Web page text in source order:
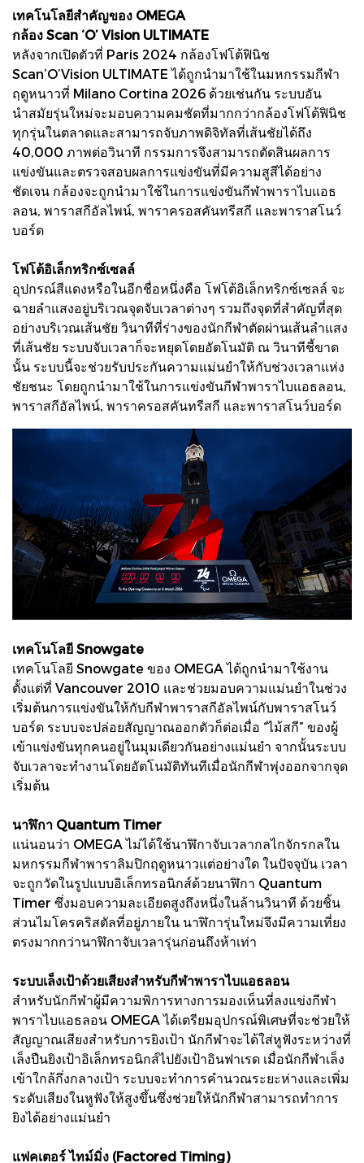
เทคโนโลยีสำคัญของ OMEGA
กล้อง Scan ‘O’ Vision ULTIMATE
หลังจากเปิดตัวที่ Paris 2024 กล้องโฟโต้ฟินิช
Scan’O’Vision ULTIMATE ได้ถูกนำมาใช้ในมหกรรมกีฬา
ฤดูหนาวที่ Milano Cortina 2026 ด้วยเช่นกัน ระบบอัน
นำสมัยรุ่นใหม่จะมอบความคมชัดที่มากกว่ากล้องโฟโต้ฟินิช
ทุกรุ่นในตลาดและสามารถจับภาพดิจิทัลที่เส้นชัยได้ถึง
40,000 ภาพต่อวินาที กรรมการจึงสามารถตัดสินผลการ
แข่งขันและตรวจสอบผลการแข่งขันที่มีความสูสีได้อย่าง
ชัดเจน กล้องจะถูกนำมาใช้ในการแข่งขันกีฬาพาราไบแอธ
ลอน, พาราสกีอัลไพน์, พาราครอสคันทรีสกี และพาราสโนว์
บอร์ด
โฟโต้อิเล็กทริกซ์เซลล์
อุปกรณ์สีแดงหรือในอีกชื่อหนึ่งคือ โฟโต้อิเล็กทริกซ์เซลล์ จะ
ฉายลำแสงอยู่บริเวณจุดจับเวลาต่างๆ รวมถึงจุดที่สำคัญที่สุด
อย่างบริเวณเส้นชัย วินาทีที่ร่างของนักกีฬาตัดผ่านเส้นลำแสง
ที่เส้นชัย ระบบจับเวลาก็จะหยุดโดยอัตโนมัติ ณ วินาทีชี้ขาด
นั้น ระบบนี้จะช่วยรับประกันความแม่นยำให้กับช่วงเวลาแห่ง
ชัยชนะ โดยถูกนำมาใช้ในการแข่งขันกีฬาพาราไบแอธลอน,
พาราสกีอัลไพน์, พาราครอสคันทรีสกี และพาราสโนว์บอร์ด
เทคโนโลยี Snowgate
เทคโนโลยี Snowgate ของ OMEGA ได้ถูกนำมาใช้งาน
ตั้งแต่ที่ Vancouver 2010 และช่วยมอบความแม่นยำในช่วง
เริ่มต้นการแข่งขันให้กับกีฬาพาราสกีอัลไพน์กับพาราสโนว์
บอร์ด ระบบจะปล่อยสัญญาณออกตัวก็ต่อเมื่อ “ไม้สกี” ของผู้
เข้าแข่งขันทุกคนอยู่ในมุมเดียวกันอย่างแม่นยำ จากนั้นระบบ
จับเวลาจะทำงานโดยอัตโนมัติทันทีเมื่อนักกีฬาพุ่งออกจากจุด
เริ่มต้น
นาฬิกา Quantum Timer
แน่นอนว่า OMEGA ไม่ได้ใช้นาฬิกาจับเวลากลไกจักรกลใน
มหกรรมกีฬาพาราลิมปิกฤดูหนาวแต่อย่างใด ในปัจจุบัน เวลา
จะถูกวัดในรูปแบบอิเล็กทรอนิกส์ด้วยนาฬิกา Quantum
Timer ซึ่งมอบความละเอียดสูงถึงหนึ่งในล้านวินาที ด้วยชิ้น
ส่วนไมโครคริสตัลที่อยู่ภายใน นาฬิการุ่นใหม่จึงมีความเที่ยง
ตรงมากกว่านาฬิกาจับเวลารุ่นก่อนถึงห้าเท่า
ระบบเล็งเป้าด้วยเสียงสำหรับกีฬาพาราไบแอธลอน
สำหรับนักกีฬาผู้มีความพิการทางการมองเห็นที่ลงแข่งกีฬา
พาราไบแอธลอน OMEGA ได้เตรียมอุปกรณ์พิเศษที่จะช่วยให้
สัญญาณเสียงสำหรับการยิงเป้า นักกีฬาจะได้ใส่หูฟังระหว่างที่
เล็งปืนยิงเป้าอิเล็กทรอนิกส์ไปยังเป้าอินฟาเรด เมื่อนักกีฬาเล็ง
เข้าใกล้กึ่งกลางเป้า ระบบจะทำการคำนวณระยะห่างและเพิ่ม
ระดับเสียงในหูฟังให้สูงขึ้นซึ่งช่วยให้นักกีฬาสามารถทำการ
ยิงได้อย่างแม่นยำ
แฟคเตอร์ ไทม์มิ่ง (Factored Timing)